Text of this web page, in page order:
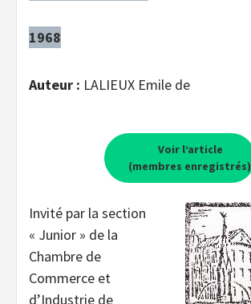
1968
Auteur : LALIEUX Emile de
Voir l’article
(membres enregistrés)
Invité par la section
« Junior » de la
Chambre de
Commerce et
d’Industrie de